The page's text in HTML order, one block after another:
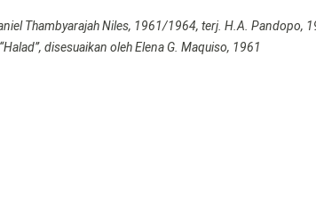
Thambyarajah Niles, 1961/1964, terj. H.A. Pandopo,
disesuaikan oleh Elena G. Maquiso, 1961